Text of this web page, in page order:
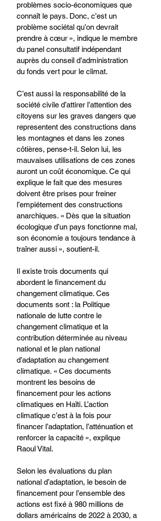
problèmes socio-économiques que
connaît le pays. Donc, c’est un
problème sociétal qu’on devrait
prendre à cœur », indique le membre
du panel consultatif indépendant
auprès du conseil d’administration
du fonds vert pour le climat.
C’est aussi la responsabilité de la
société civile d’attirer l’attention des
citoyens sur les graves dangers que
representent des constructions dans
les montagnes et dans les zones
côtières, pense-t-il. Selon lui, les
mauvaises utilisations de ces zones
auront un coût économique. Ce qui
explique le fait que des mesures
doivent être prises pour freiner
l’empiétement des constructions
anarchiques. « Dès que la situation
écologique d’un pays fonctionne mal,
son économie a toujours tendance à
traîner aussi », soutient-il.
Il existe trois documents qui
abordent le financement du
changement climatique. Ces
documents sont : la Politique
nationale de lutte contre le
changement climatique et la
contribution déterminée au niveau
national et le plan national
d’adaptation au changement
climatique. « Ces documents
montrent les besoins de
financement pour les actions
climatiques en Haïti. L’action
climatique c’est à la fois pour
financer l’adaptation, l’atténuation et
renforcer la capacité », explique
Raoul Vital.
Selon les évaluations du plan
national d’adaptation, le besoin de
financement pour l’ensemble des
actions est fixé à 980 millions de
dollars américains de 2022 à 2030, a